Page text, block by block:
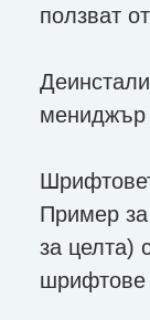
ползват
мениджър
Пример
за целта)
шрифтове